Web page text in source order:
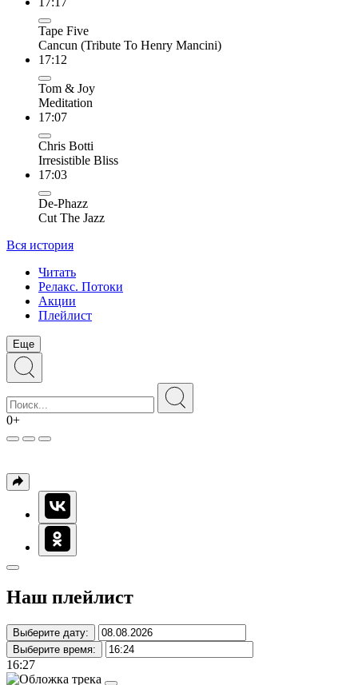
Tape Five
Cancun (Tribute To Henry Mancini)
17:12
Tom & Joy
Meditation
17:07
Chris Botti
Irresistible Bliss
17:03
De-Phazz
Cut The Jazz
Вся история
Читать
Релакс. Потоки
Акции
Плейлист
Еще
0+
Наш плейлист
Выберите дату:
Выберите время:
16:27